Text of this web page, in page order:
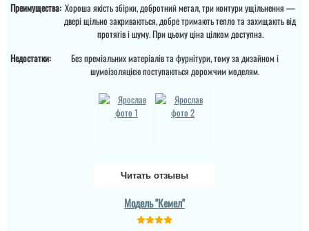
відпадають всі питання
які двері повинні бути в
будинок....
Преимущества: Хороша якість збірки, добротний метал, три контури ущільнення —
двері щільно закриваються, добре тримають тепло та захищають від
протягів і шуму. При цьому ціна цілком доступна.
Недостатки:
Без преміальних матеріалів та фурнітури, тому за дизайном і
шумоізоляцією поступаються дорожчим моделям.
Читать отзывы
Модель "Кемел"